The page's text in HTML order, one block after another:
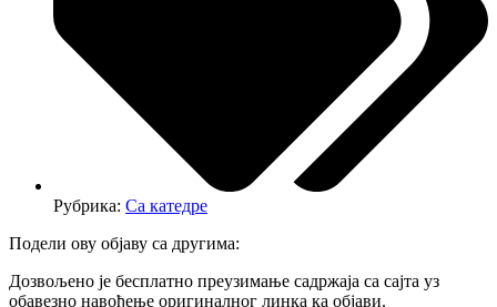
Рубрика: Са катедре
Подели ову објаву са другима:
Дозвољено је бесплатно преузимање садржаја са сајта уз
обавезно навођење оригиналног линка ка објави.